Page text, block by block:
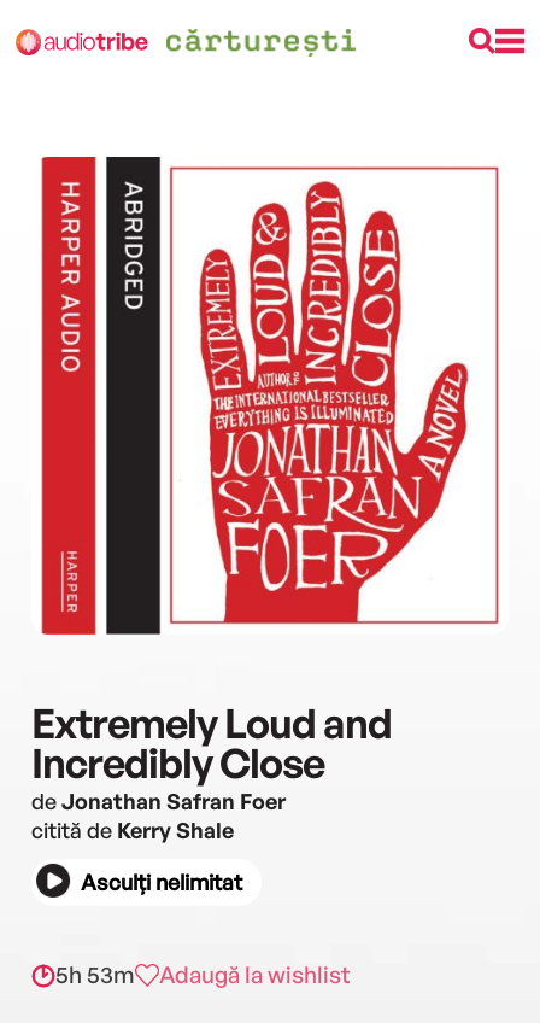
Extremely Loud and
Incredibly Close
deJonathan Safran Foer
citită de Kerry Shale
Asculți nelimitat
5h 53m Adaugă la wishlist